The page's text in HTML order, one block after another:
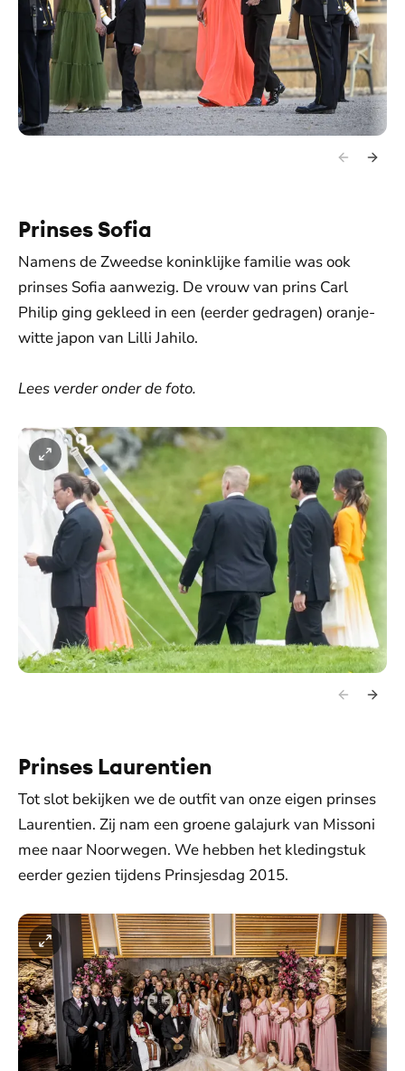
Prinses Sofia
Namens de Zweedse koninklijke familie was ook
prinses Sofia aanwezig. De vrouw van prins Carl
Philip ging gekleed in een (eerder gedragen) oranje-
witte japon van Lilli Jahilo.
Lees verder onder de foto.
Prinses Laurentien
Tot slot bekijken we de outfit van onze eigen prinses
Laurentien. Zij nam een groene galajurk van Missoni
mee naar Noorwegen. We hebben het kledingstuk
eerder gezien tijdens Prinsjesdag 2015.